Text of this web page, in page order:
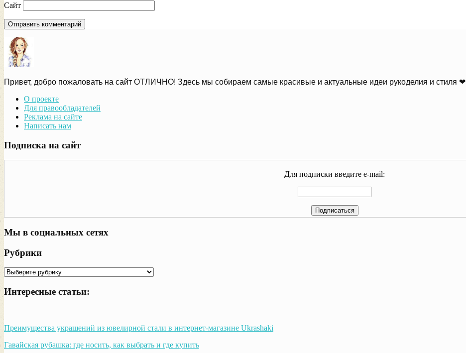
Сайт
Привет, добро пожаловать на сайт ОТЛИЧНО! Здесь мы собираем самые красивые и актуальные идеи рукоделия и стиля ❤
О проекте
Для правообладателей
Реклама на сайте
Написать нам
Подписка на сайт
Для подписки введите e-mail:
Мы в социальных сетях
Рубрики
Рубрики
Интересные статьи:
Преимущества украшений из ювелирной стали в интернет-магазине Ukrashaki
Гавайская рубашка: где носить, как выбрать и где купить